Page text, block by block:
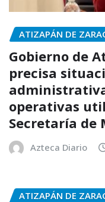
ATIZAPÁN DE
Gobierno de
precisa
operativas
Secretaría de
Azteca Diario
ATIZAPÁN DE